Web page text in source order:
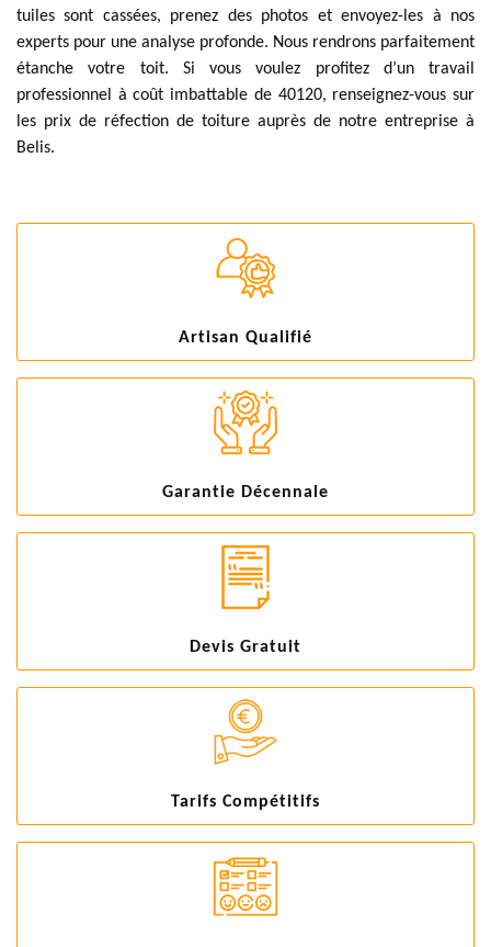
tuiles sont cassées, prenez des photos et envoyez-les à nos
experts pour une analyse profonde. Nous rendrons parfaitement
étanche votre toit. Si vous voulez profitez d’un travail
professionnel à coût imbattable de 40120, renseignez-vous sur
les prix de réfection de toiture auprès de notre entreprise à
Belis.
Artisan Qualifié
Garantie Décennale
Devis Gratuit
Tarifs Compétitifs